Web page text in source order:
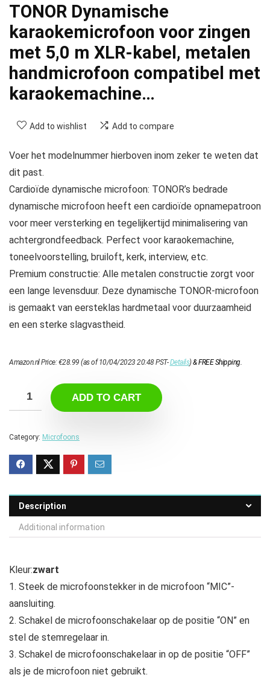
TONOR Dynamische
karaokemicrofoon voor zingen
met 5,0 m XLR-kabel, metalen
handmicrofoon compatibel met
karaokemachine…
Add to wishlist Add to compare
Voer het modelnummer hierboven inom zeker te weten dat
dit past.
Cardioïde dynamische microfoon: TONOR’s bedrade
dynamische microfoon heeft een cardioïde opnamepatroon
voor meer versterking en tegelijkertijd minimalisering van
achtergrondfeedback. Perfect voor karaokemachine,
toneelvoorstelling, bruiloft, kerk, interview, etc.
Premium constructie: Alle metalen constructie zorgt voor
een lange levensduur. Deze dynamische TONOR-microfoon
is gemaakt van eersteklas hardmetaal voor duurzaamheid
en een sterke slagvastheid.
Amazon.nl Price:€28.99 (as of 10/04/2023 20:48 PST-Details)&FREE Shipping.
ADD TO CART
Category: Microfoons
Description
Additional information
Kleur:zwart
1. Steek de microfoonstekker in de microfoon “MIC”-
aansluiting.
2. Schakel de microfoonschakelaar op de positie “ON” en
stel de stemregelaar in.
3. Schakel de microfoonschakelaar in op de positie “OFF”
als je de microfoon niet gebruikt.